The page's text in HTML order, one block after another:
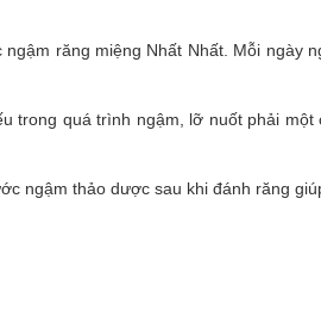
răng miệng Nhất Nhất. Mỗi ngày
trong quá trình ngậm, lỡ nuốt phải một
ngậm thảo dược sau khi đánh răng